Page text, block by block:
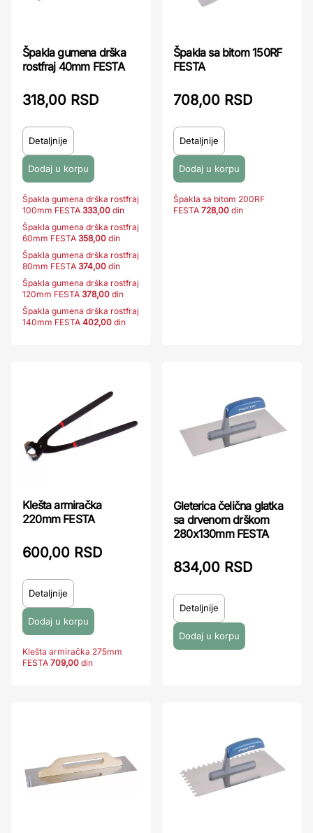
Špakla gumena drška
rostfraj 40mm FESTA
318,00 RSD
Detaljnije
Špakla gumena drška rostfraj
100mm FESTA 333,00 din
Špakla gumena drška rostfraj
60mm FESTA 358,00 din
Špakla gumena drška rostfraj
80mm FESTA 374,00 din
Špakla gumena drška rostfraj
120mm FESTA 378,00 din
Špakla gumena drška rostfraj
140mm FESTA 402,00 din
Špakla sa bitom 150RF
FESTA
708,00 RSD
Detaljnije
Špakla sa bitom 200RF
FESTA 728,00 din
Klešta armiračka
220mm FESTA
600,00 RSD
Detaljnije
Klešta armiračka 275mm
FESTA 709,00 din
Gleterica čelična glatka
sa drvenom drškom
280x130mm FESTA
834,00 RSD
Detaljnije